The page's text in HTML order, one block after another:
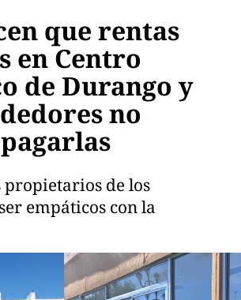
que rentas
en Centro
de Durango y
no
propietarios de los
empáticos con la